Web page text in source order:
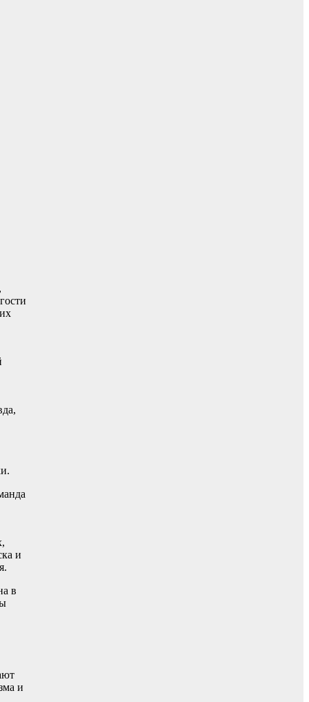
и
в
и